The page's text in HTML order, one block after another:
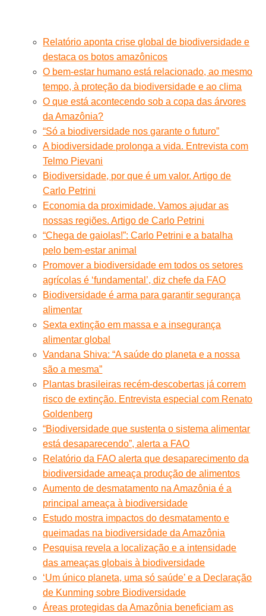
Relatório aponta crise global de biodiversidade e
destaca os botos amazônicos
O bem-estar humano está relacionado, ao mesmo
tempo, à proteção da biodiversidade e ao clima
O que está acontecendo sob a copa das árvores
da Amazônia?
“Só a biodiversidade nos garante o futuro”
A biodiversidade prolonga a vida. Entrevista com
Telmo Pievani
Biodiversidade, por que é um valor. Artigo de
Carlo Petrini
Economia da proximidade. Vamos ajudar as
nossas regiões. Artigo de Carlo Petrini
“Chega de gaiolas!”: Carlo Petrini e a batalha
pelo bem-estar animal
Promover a biodiversidade em todos os setores
agrícolas é ‘fundamental’, diz chefe da FAO
Biodiversidade é arma para garantir segurança
alimentar
Sexta extinção em massa e a insegurança
alimentar global
Vandana Shiva: “A saúde do planeta e a nossa
são a mesma”
Plantas brasileiras recém-descobertas já correm
risco de extinção. Entrevista especial com Renato
Goldenberg
“Biodiversidade que sustenta o sistema alimentar
está desaparecendo”, alerta a FAO
Relatório da FAO alerta que desaparecimento da
biodiversidade ameaça produção de alimentos
Aumento de desmatamento na Amazônia é a
principal ameaça à biodiversidade
Estudo mostra impactos do desmatamento e
queimadas na biodiversidade da Amazônia
Pesquisa revela a localização e a intensidade
das ameaças globais à biodiversidade
‘Um único planeta, uma só saúde’ e a Declaração
de Kunming sobre Biodiversidade
Áreas protegidas da Amazônia beneficiam as